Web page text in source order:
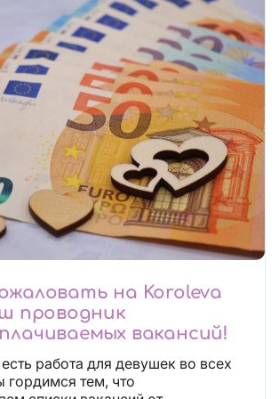
на Koroleva
проводник
вакансий!
работа для девушек во всех
гордимся тем, что